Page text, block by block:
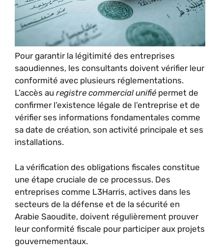
Pour garantir la légitimité des entreprises
saoudiennes, les consultants doivent vérifier leur
conformité avec plusieurs réglementations.
L’accès au registre commercial unifié permet de
confirmer l’existence légale de l’entreprise et de
vérifier ses informations fondamentales comme
sa date de création, son activité principale et ses
installations.
La vérification des obligations fiscales constitue
une étape cruciale de ce processus. Des
entreprises comme L3Harris, actives dans les
secteurs de la défense et de la sécurité en
Arabie Saoudite, doivent régulièrement prouver
leur conformité fiscale pour participer aux projets
gouvernementaux.